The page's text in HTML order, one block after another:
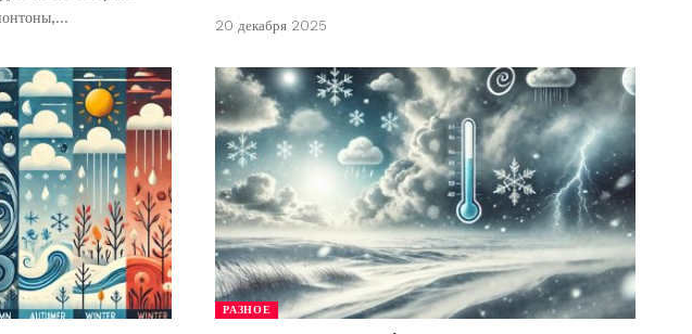
20 декабря 2025
РАЗНОЕ